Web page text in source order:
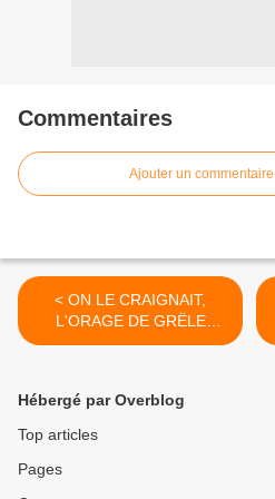
Commentaires
Ajouter un commentaire
< ON LE CRAIGNAIT,
L'ORAGE DE GRËLE
VIENT DE PASSER SUR
Hébergé par Overblog
Top articles
Pages